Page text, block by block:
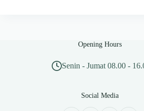
Opening Hours
Senin - Jumat 08.00 -
Social Media